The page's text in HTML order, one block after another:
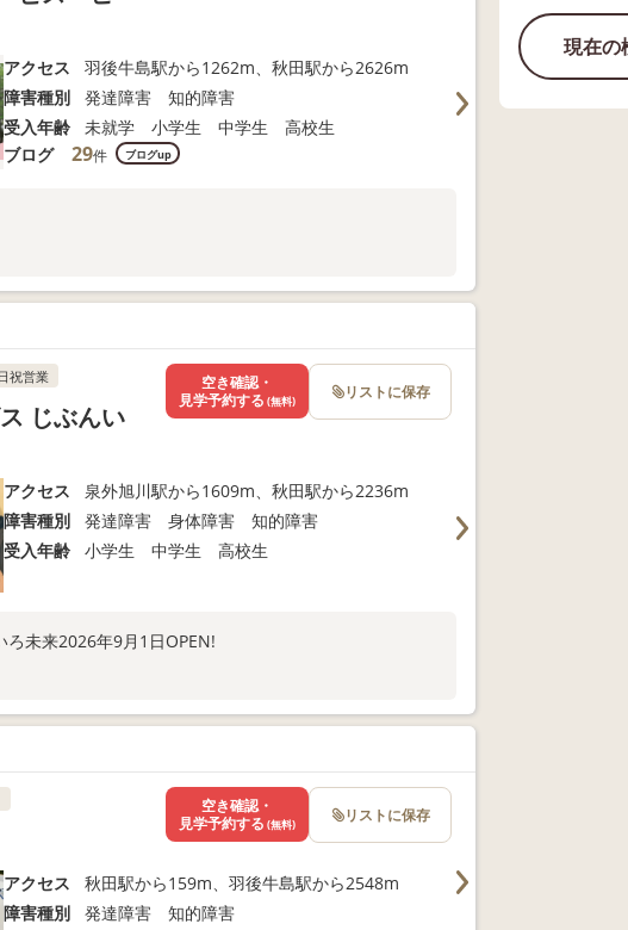
アクセス
羽後牛島駅から1262m、秋田駅から2626m
障害種別
発達障害 知的障害
受入年齢
未就学 小学生 中学生 高校生
ブログ
29件 ブログup
祝営業
じぶんい
アクセス
泉外旭川駅から1609m、秋田駅から2236m
障害種別
発達障害 身体障害 知的障害
受入年齢
小学生 中学生 高校生
ろ未来2026年9月1日OPEN!
空き確認・
見学予約する (無料) リストに保存
アクセス
秋田駅から159m、羽後牛島駅から2548m
障害種別
発達障害 知的障害
空き確認・
見学予約する (無料) リストに保存
現在の